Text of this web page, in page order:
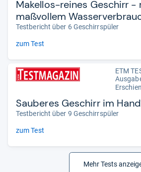
Makellos-reines Geschirr -
maßvollem
Testbericht über 6 Geschirrspüler
zum Test
ETM
Sauberes Geschirr im
Testbericht über 9 Geschirrspüler
zum Test
Mehr Tests